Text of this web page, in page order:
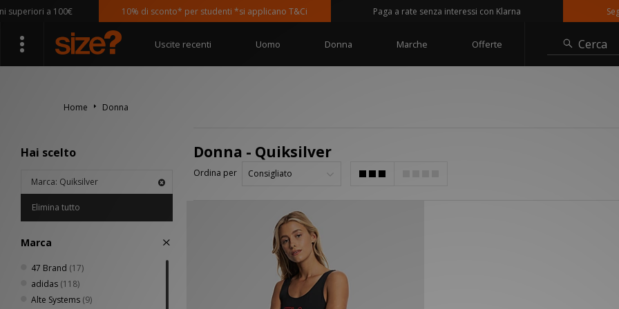
a 100€ 10% di sconto* per studenti *si applicano T&Ci Paga a rate senza interessi con Klarna
Uscite recenti Uomo Donna Marche Offerte Cerca
Home Donna
Hai scelto
Marca: Quiksilver
Elimina tutto
Marca
47 Brand (17)
adidas (118)
Alte Systems (9)
Donna - Quiksilver
Ordina per